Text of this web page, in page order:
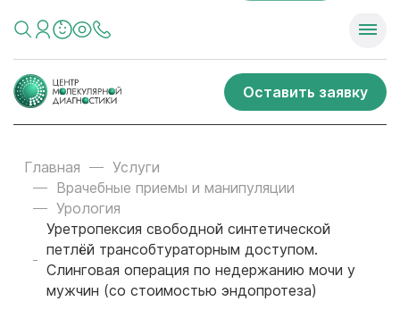
Оставить заявку
Главная
Услуги
Врачебные приемы и манипуляции
Урология
Уретропексия свободной синтетической
петлёй трансобтураторным доступом.
Слинговая операция по недержанию мочи у
мужчин (со стоимостью эндопротеза)